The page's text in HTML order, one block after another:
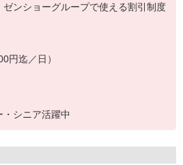
ンショーグループで使える割引制度
円迄／日）
シニア活躍中